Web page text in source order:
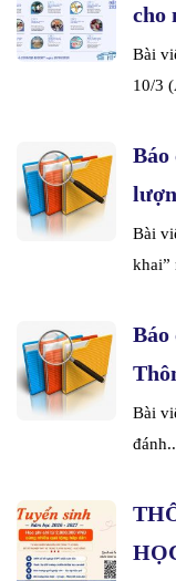
cho
Bài
10/3
Báo
Bài
khai”
Báo
Bài